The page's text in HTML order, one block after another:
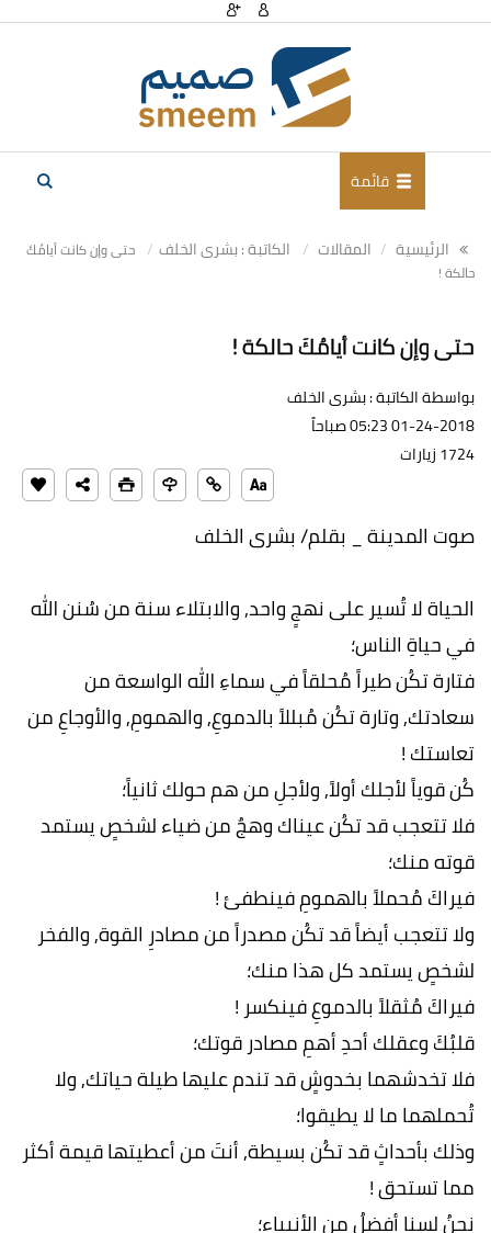
قائمة
الرئيسية المقالات الكاتبة : بشرى الخلف
حتى وإن كانت أيامُكَ
حالكة !
حتى وإن كانت أيامُكَ حالكة !
بواسطة الكاتبة : بشرى الخلف
01-24-2018 05:23 صباحاً
1724 زيارات
صوت المدينة _ بقلم/ بشرى الخلف
الحياة لا تُسير على نهجٍ واحد, والابتلاء سنة من سُنن الله
في حياةِ الناس؛
فتارة تكُن طيراً مُحلقاً في سماءِ الله الواسعة من
سعادتك, وتارة تكُن مُبللاً بالدموعِ, والهمومِ, والأوجاعِ من
تعاستك !
كُن قوياً لأجلك أولاً, ولأجلِ من هم حولك ثانياً؛
فلا تتعجب قد تكُن عيناك وهجٌ من ضياء لشخصٍ يستمد
قوته منك؛
فيراكَ مُحملاً بالهمومِ فينطفئ !
ولا تتعجب أيضاً قد تكُن مصدراً من مصادرِ القوة, والفخر
لشخصٍ يستمد كل هذا منك؛
فيراكَ مُثقلاً بالدموعِ فينكسر !
قلبُكَ وعقلك أحدِ أهمِ مصادر قوتك؛
فلا تخدشهما بخدوشٍ قد تندم عليها طيلة حياتك, ولا
تُحملهما ما لا يطيقوا؛
وذلك بأحداثٍ قد تكُن بسيطة, أنتَ من أعطيتها قيمة أكثر
مما تستحق !
نحنُ لسنا أفضلُ من الأنبياء؛